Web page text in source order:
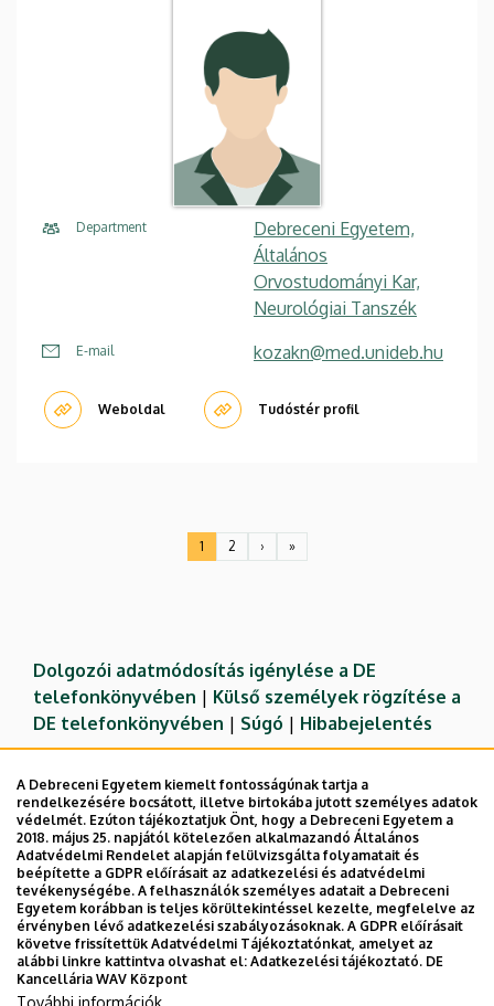
Department
Debreceni Egyetem,
Általános
Orvostudományi Kar,
Neurológiai Tanszék
E-mail kozakn@med.unideb.hu
Weboldal Tudóstér profil
Jelenlegi
1
Oldal
2
Következő
›
Utolsó
»
Dolgozói adatmódosítás igénylése a DE
telefonkönyvében | Külső személyek rögzítése a
DE telefonkönyvében | Súgó | Hibabejelentés
Adatvédelem
Adatvédelem
A Debreceni Egyetem kiemelt fontosságúnak tartja a
rendelkezésére bocsátott, illetve birtokába jutott személyes adatok
védelmét. Ezúton tájékoztatjuk Önt, hogy a Debreceni Egyetem a
2018. május 25. napjától kötelezően alkalmazandó Általános
Adatvédelmi Rendelet alapján felülvizsgálta folyamatait és
beépítette a GDPR előírásait az adatkezelési és adatvédelmi
tevékenységébe. A felhasználók személyes adatait a Debreceni
Egyetem korábban is teljes körültekintéssel kezelte, megfelelve az
érvényben lévő adatkezelési szabályozásoknak. A GDPR előírásait
követve frissítettük Adatvédelmi Tájékoztatónkat, amelyet az
alábbi linkre kattintva olvashat el: Adatkezelési tájékoztató. DE
Kancellária WAV Központ
További információk